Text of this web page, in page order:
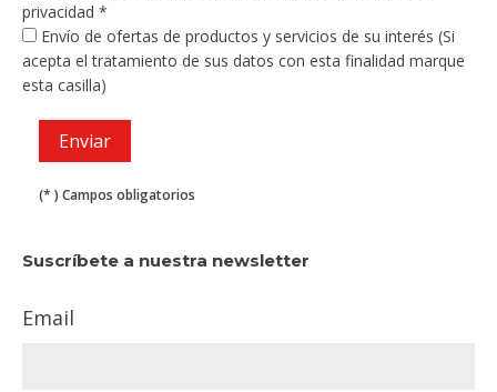
privacidad *
Envío de ofertas de productos y servicios de su interés (Si
acepta el tratamiento de sus datos con esta finalidad marque
esta casilla)
(* ) Campos obligatorios
Suscríbete a nuestra newsletter
Email